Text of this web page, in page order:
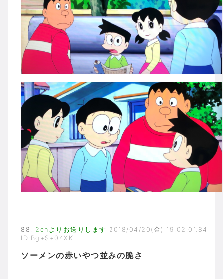
88 : 2chよりお送りします 2018/04/20(金) 19:02:01.84
ID:Bg+S+04XK
ソーメンの赤いやつ並みの脆さ